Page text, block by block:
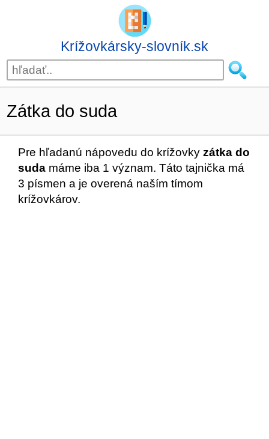
Krížovkársky-slovník.sk
Zátka do suda
Pre hľadanú nápovedu do krížovky zátka do
suda máme iba 1 význam. Táto tajnička má
3 písmen a je overená naším tímom
krížovkárov.